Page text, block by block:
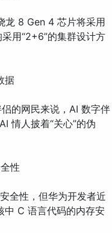
龙 8 Gen 4 芯片将采用
用“2+6”的集群设计方
据
的网民来说，AI 数字伴
情人披着“关心”的伪
性
全性，但华为开发者近
中 C 语言代码的内存安